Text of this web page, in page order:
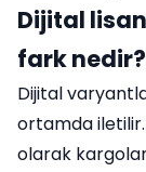
Dijital
fark nedir?
Dijital
ortamda iletilir.
olarak